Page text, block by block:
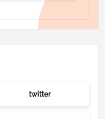
twitter